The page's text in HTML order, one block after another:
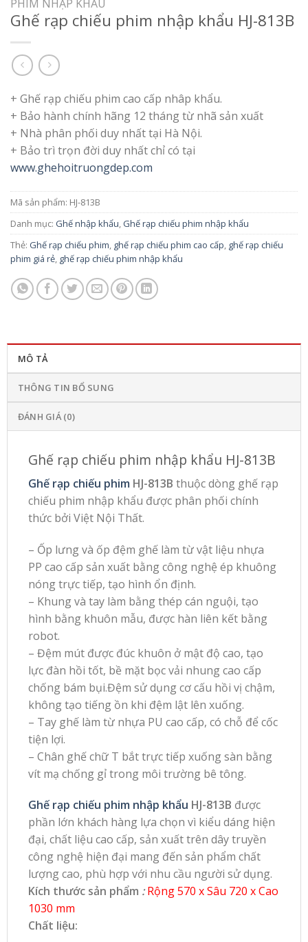
PHIM NHẬP KHẨU
Ghế rạp chiếu phim nhập khẩu HJ-813B
+ Ghế rạp chiếu phim cao cấp nhâp khẩu.
+ Bảo hành chính hãng 12 tháng từ nhã sản xuất
+ Nhà phân phối duy nhất tại Hà Nội.
+ Bảo trì trọn đời duy nhất chỉ có tại
www.ghehoitruongdep.com
Mã sản phẩm: HJ-813B
Danh mục: Ghế nhập khẩu, Ghế rạp chiếu phim nhập khẩu
Thẻ: Ghế rạp chiếu phim, ghế rạp chiếu phim cao cấp, ghế rạp chiếu
phim giá rẻ, ghế rạp chiếu phim nhập khẩu
MÔ TẢ
THÔNG TIN BỔ SUNG
ĐÁNH GIÁ (0)
Ghế rạp chiếu phim nhập khẩu HJ-813B
Ghế rạp chiếu phim HJ-813B thuộc dòng ghế rạp
chiếu phim nhập khẩu được phân phối chính
thức bởi Việt Nội Thất.
– Ốp lưng và ốp đệm ghế làm từ vật liệu nhựa
PP cao cấp sản xuất bằng công nghệ ép khuông
nóng trực tiếp, tạo hình ổn định.
– Khung và tay làm bằng thép cán nguội, tạo
hình bằng khuôn mẫu, được hàn liên kết bằng
robot.
– Đệm mút được đúc khuôn ở mật độ cao, tạo
lực đàn hồi tốt, bề mặt bọc vải nhung cao cấp
chống bám bụi.Đệm sử dụng cơ cấu hồi vị chậm,
không tạo tiếng ồn khi đệm lật lên xuống.
– Tay ghế làm từ nhựa PU cao cấp, có chỗ để cốc
tiện lợi.
– Chân ghế chữ T bắt trực tiếp xuống sàn bằng
vít mạ chống gỉ trong môi trường bê tông.
Ghế rạp chiếu phim nhập khẩu HJ-813B được
phần lớn khách hàng lựa chọn vì kiểu dáng hiện
đại, chất liệu cao cấp, sản xuất trên dây truyền
công nghệ hiện đại mang đến sản phẩm chất
lượng cao, phù hợp với nhu cầu người sử dụng.
Kích thước sản phẩm :Rộng 570 x Sâu 720 x Cao
1030 mm
Chất liệu: